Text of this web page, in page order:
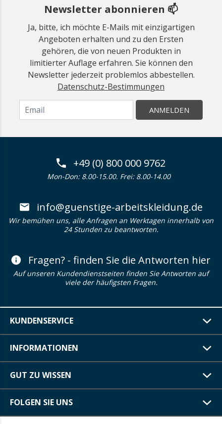
Newsletter abonnieren 📫
Ja, bitte, ich möchte E-Mails mit einzigartigen
Angeboten erhalten und zu den Ersten
gehören, die von neuen Produkten in
limitierter Auflage erfahren. Sie können den
Newsletter jederzeit problemlos abbestellen.
Datenschutz-Bestimmungen
ANMELDEN
+49 (0) 800 000 9762
Mon-Don: 8.00-15.00. Frei: 8.00-14.00
info@guenstige-arbeitskleidung.de
Wir bemühen uns, alle Anfragen an Werktagen innerhalb von
24 Stunden zu beantworten.
Fragen? - finden Sie die Antworten hier
Auf unseren Kundendienstseiten finden Sie Antworten auf
viele der häufigsten Fragen.
KUNDENSERVICE
INFORMATIONEN
GUT ZU WISSEN
FOLGEN SIE UNS